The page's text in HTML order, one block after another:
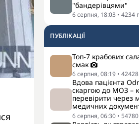
"бандерівцями"
6 серпня, 18:03 • 4234
ПУБЛІКАЦІЇ
Топ-7 крабових
смак
6 серпня, 08:19 • 42428
Вдова пацієнта
скаргою до МОЗ –
перевірити через
медичних
6 серпня, 06:30 • 54780